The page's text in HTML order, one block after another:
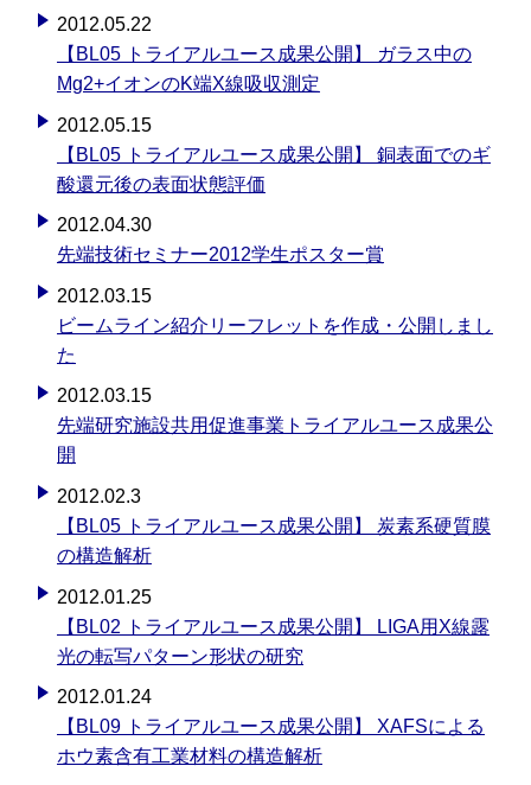
2012.05.22
【BL05 トライアルユース成果公開】 ガラス中の
Mg2+イオンのK端X線吸収測定
2012.05.15
【BL05 トライアルユース成果公開】 銅表面でのギ
酸還元後の表面状態評価
2012.04.30
先端技術セミナー2012学生ポスター賞
2012.03.15
ビームライン紹介リーフレットを作成・公開しまし
た
2012.03.15
先端研究施設共用促進事業トライアルユース成果公
開
2012.02.3
【BL05 トライアルユース成果公開】 炭素系硬質膜
の構造解析
2012.01.25
【BL02 トライアルユース成果公開】 LIGA用X線露
光の転写パターン形状の研究
2012.01.24
【BL09 トライアルユース成果公開】 XAFSによる
ホウ素含有工業材料の構造解析